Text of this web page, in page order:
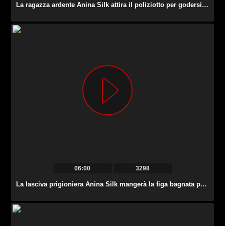
La ragazza ardente Anina Silk attira il poliziotto per godersi il vizioso trio FFM in prigione.
06:00 3298
La lasciva prigioniera Anina Silk mangerà la figa bagnata proprio nella gabbia della prigione.